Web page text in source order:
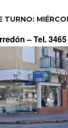
TURNO:
–Tel.